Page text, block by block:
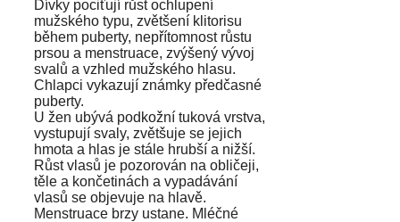
Dívky pociťují růst ochlupení
mužského typu, zvětšení klitorisu
během puberty, nepřítomnost růstu
prsou a menstruace, zvýšený vývoj
svalů a vzhled mužského hlasu.
Chlapci vykazují známky předčasné
puberty.
U žen ubývá podkožní tuková vrstva,
vystupují svaly, zvětšuje se jejich
hmota a hlas je stále hrubší a nižší.
Růst vlasů je pozorován na obličeji,
těle a končetinách a vypadávání
vlasů se objevuje na hlavě.
Menstruace brzy ustane. Mléčné